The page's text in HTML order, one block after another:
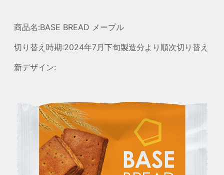
商品名:BASE BREAD メープル
切り替え時期:2024年7月下旬製造分より順次切り替え
新デザイン: